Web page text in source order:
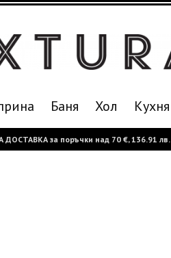
Баня Хол Кухня
ДОСТАВКА за поръчки над 70 €,136.91 лв.